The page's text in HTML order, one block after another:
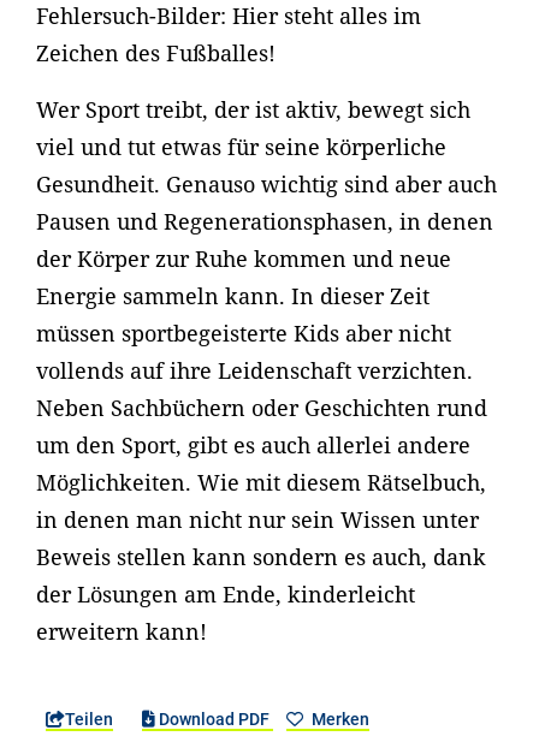
Fehlersuch-Bilder: Hier steht alles im
Zeichen des Fußballes!
Wer Sport treibt, der ist aktiv, bewegt sich
viel und tut etwas für seine körperliche
Gesundheit. Genauso wichtig sind aber auch
Pausen und Regenerationsphasen, in denen
der Körper zur Ruhe kommen und neue
Energie sammeln kann. In dieser Zeit
müssen sportbegeisterte Kids aber nicht
vollends auf ihre Leidenschaft verzichten.
Neben Sachbüchern oder Geschichten rund
um den Sport, gibt es auch allerlei andere
Möglichkeiten. Wie mit diesem Rätselbuch,
in denen man nicht nur sein Wissen unter
Beweis stellen kann sondern es auch, dank
der Lösungen am Ende, kinderleicht
erweitern kann!
Teilen Download PDF Merken